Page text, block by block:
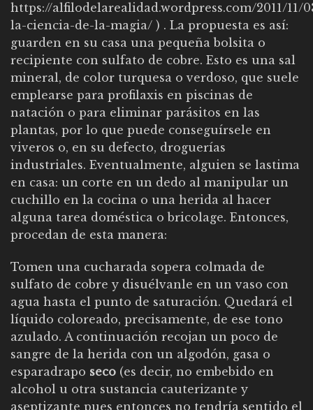
https://alfilodelarealidad.wordpress.com/2011/11/
la-ciencia-de-la-magia/ ) . La propuesta es así:
guarden en su casa una pequeña bolsita o
recipiente con sulfato de cobre. Esto es una sal
mineral, de color turquesa o verdoso, que suele
emplearse para profilaxis en piscinas de
natación o para eliminar parásitos en las
plantas, por lo que puede conseguírsele en
viveros o, en su defecto, droguerías
industriales. Eventualmente, alguien se lastima
en casa: un corte en un dedo al manipular un
cuchillo en la cocina o una herida al hacer
alguna tarea doméstica o bricolage. Entonces,
procedan de esta manera:
Tomen una cucharada sopera colmada de
sulfato de cobre y disuélvanle en un vaso con
agua hasta el punto de saturación. Quedará el
líquido coloreado, precisamente, de ese tono
azulado. A continuación recojan un poco de
sangre de la herida con un algodón, gasa o
esparadrapo seco (es decir, no embebido en
alcohol u otra sustancia cauterizante y
aseptizante pues entonces no tendría sentido el